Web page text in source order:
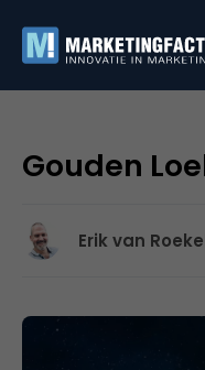
Gouden
Erik van